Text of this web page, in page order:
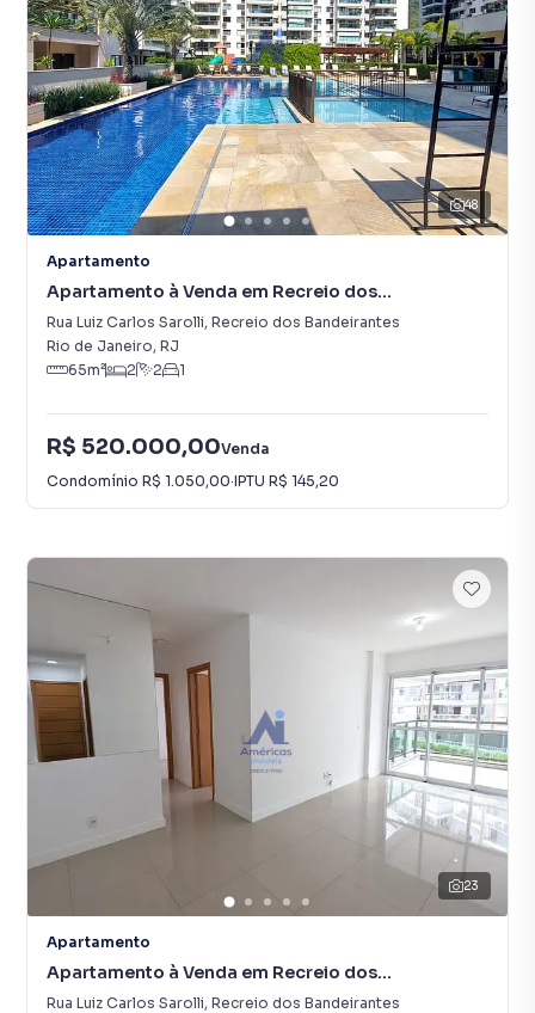
48
Apartamento
Apartamento à Venda em Recreio dos
Bandeirantes
Rua Luiz Carlos Sarolli, Recreio dos Bandeirantes
Rio de Janeiro, RJ
65m² 2 2 1
R$ 520.000,00Venda
Condomínio R$ 1.050,00·IPTU R$ 145,20
23
Apartamento
Apartamento à Venda em Recreio dos
Bandeirantes
Rua Luiz Carlos Sarolli, Recreio dos Bandeirantes